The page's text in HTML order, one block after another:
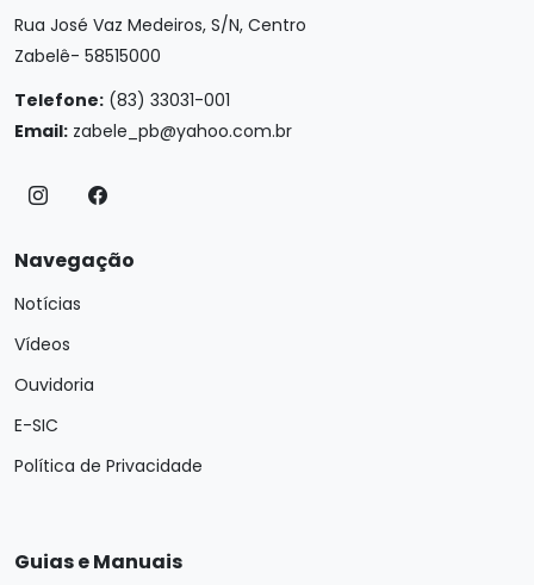
Rua José Vaz Medeiros, S/N, Centro
Zabelê- 58515000
Telefone: (83) 33031-001
Email: zabele_pb@yahoo.com.br
Navegação
Notícias
Vídeos
Ouvidoria
E-SIC
Política de Privacidade
Guias e Manuais